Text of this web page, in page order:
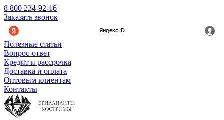
8 800 234-92-16
Заказать звонок
Полезные статьи
Вопрос-ответ
Кредит и рассрочка
Доставка и оплата
Оптовым клиентам
Контакты